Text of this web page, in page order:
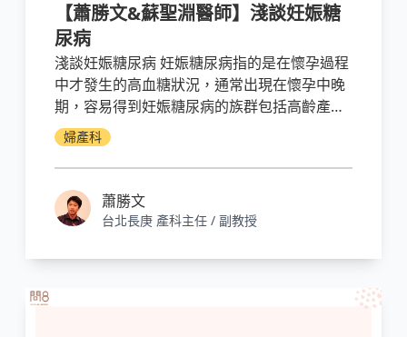
【蕭勝文&蘇聖淵醫師】淺談妊娠糖
尿病
淺談妊娠糖尿病 妊娠糖尿病指的是在懷孕過程
中才發生的高血糖狀況，通常出現在懷孕中晚
期，容易得到妊娠糖尿病的族群包括高齡產
婦、肥胖、擁有糖尿病家族史和罹患多囊性卵
巢綜合症的婦女，屬於上述高風險群的孕婦應
該提高警覺，在懷孕24~28周的時候前往醫院
進行妊娠糖尿病的相關篩檢。
婦產科
蕭勝文
台北長庚 產科主任 / 副教授